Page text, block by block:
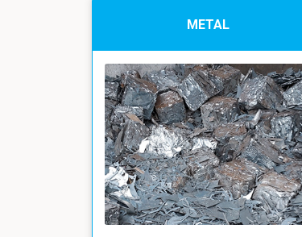
METAL